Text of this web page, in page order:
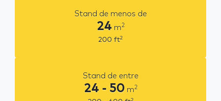
Stand de menos de
24 m2
200 ft2
Stand de entre
24 - 50 m2
2